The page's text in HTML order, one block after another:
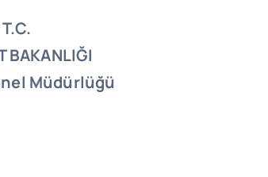
T.C.
BAKANLIĞI
Müdürlüğü